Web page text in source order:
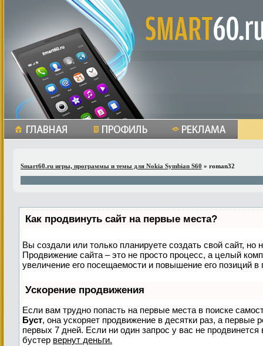
Smart60.ru игры, программы и темы для Nokia Symbian S60 » roman32
Как продвинуть сайт на первые места?
Вы создали или только планируете создать свой сайт, но
Продвижение сайта – это не просто процесс, а целый
увеличение его посещаемости и повышение его позиций в
Ускорение продвижения
Если вам трудно попасть на первые места в поиске
Буст, она ускоряет продвижение в десятки раз, а первые
первых 7 дней. Если ни один запрос у вас не
бустер вернут деньги.